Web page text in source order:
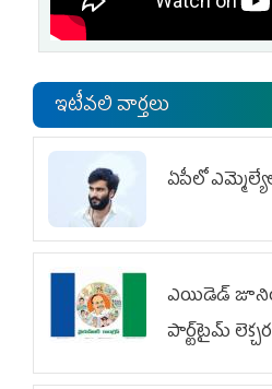
ఇటీవలి వార్తలు
ఏపీలో
ఎయిడెడ్‌
పార్ట్‌టైమ్‌